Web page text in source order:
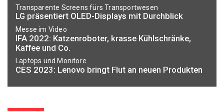
Transparente Screens fürs Transportwesen
LG präsentiert OLED-Displays mit Durchblick
Messe im Video
IFA 2022: Katzenroboter, krasse Kühlschränke,
Kaffee und Co.
Laptops und Monitore
CES 2023: Lenovo bringt Flut an neuen Produkten